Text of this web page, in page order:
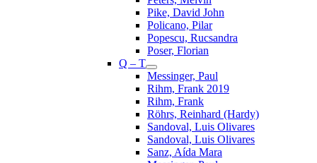
Pike, David John
Policano, Pilar
Popescu, Rucsandra
Poser, Florian
Q – T
Messinger, Paul
Rihm, Frank 2019
Rihm, Frank
Röhrs, Reinhard (Hardy)
Sandoval, Luis Olivares
Sandoval, Luis Olivares
Sanz, Aída Mara